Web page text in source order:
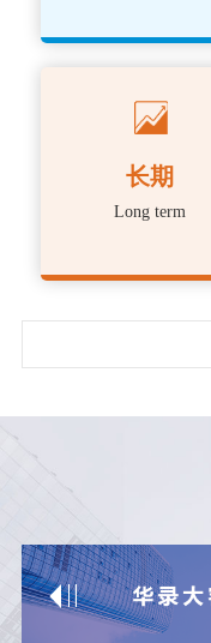
长期
Long term